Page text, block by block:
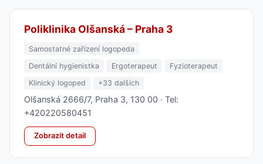
Poliklinika Olšanská – Praha 3
Samostatné zařízení logopeda
Dentální hygienistka
Ergoterapeut
Fyzioterapeut
Klinický logoped
+33 dalších
Olšanská 2666/7, Praha 3, 130 00 · Tel:
+420220580451
Zobrazit detail